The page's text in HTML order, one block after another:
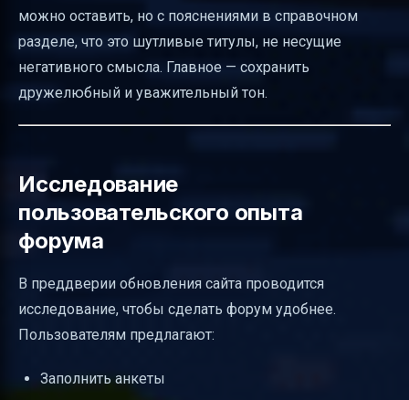
можно оставить, но с пояснениями в справочном
разделе, что это шутливые титулы, не несущие
негативного смысла. Главное — сохранить
дружелюбный и уважительный тон.
Исследование
пользовательского опыта
форума
В преддверии обновления сайта проводится
исследование, чтобы сделать форум удобнее.
Пользователям предлагают:
Заполнить анкеты